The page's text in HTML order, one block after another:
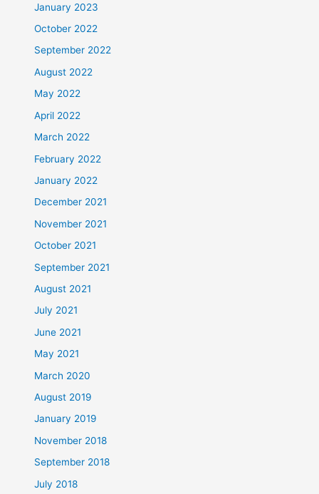
January 2023
October 2022
September 2022
August 2022
May 2022
April 2022
March 2022
February 2022
January 2022
December 2021
November 2021
October 2021
September 2021
August 2021
July 2021
June 2021
May 2021
March 2020
August 2019
January 2019
November 2018
September 2018
July 2018